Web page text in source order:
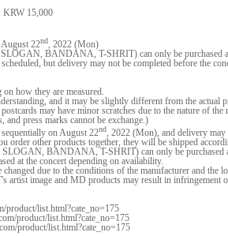
15,000
August 22nd, 2022 (Mon)
BANDANA, T-SHRIT) can only be purchased
but delivery may not be completed before the
how they are measured.
and it may be slightly different from the actual
may have minor scratches due to the nature of
and press marks cannot be exchange.)
on August 22nd, 2022 (Mon), and delivery may
order other products together, they will be shipped
BANDANA, T-SHRIT) can only be purchased
at the concert depending on availability.
due to the conditions of the manufacturer and the
image and MD products may result in infringement
list.html?cate_no=175
product/list.html?cate_no=175
product/list.html?cate_no=175